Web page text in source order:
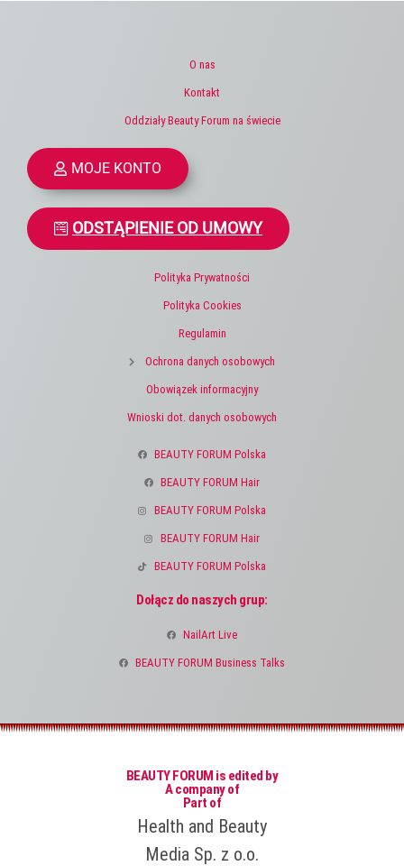
O nas
Kontakt
Oddziały Beauty Forum na świecie
MOJE KONTO
ODSTĄPIENIE OD UMOWY
Polityka Prywatności
Polityka Cookies
Regulamin
Ochrona danych osobowych
Obowiązek informacyjny
Wnioski dot. danych osobowych
BEAUTY FORUM Polska
BEAUTY FORUM Hair
BEAUTY FORUM Polska
BEAUTY FORUM Hair
BEAUTY FORUM Polska
Dołącz do naszych grup:
NailArt Live
BEAUTY FORUM Business Talks
BEAUTY FORUM is edited by
A company of
Part of
Health and Beauty
Media Sp. z o.o.